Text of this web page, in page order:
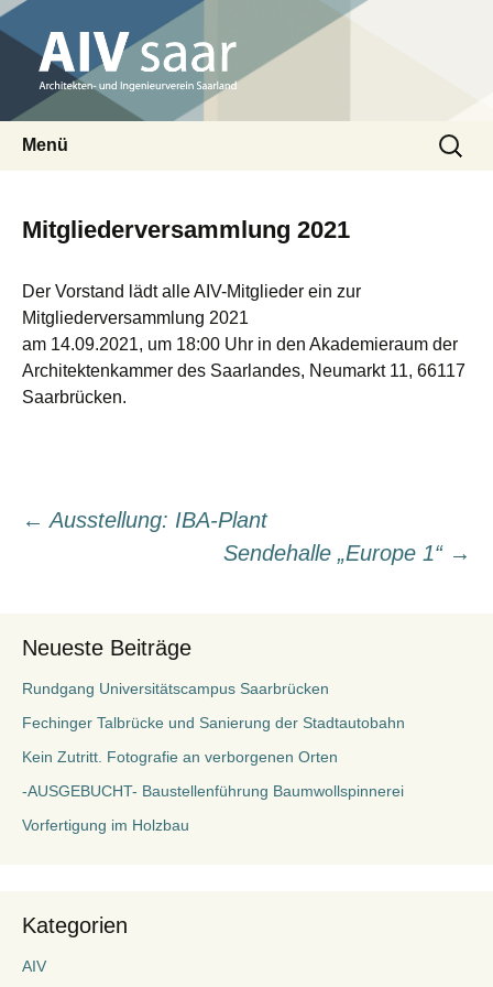
AIV saar
Architekten- und Ingenieurverein Saarland
Menü
springen
Suchen
nach:
Mitgliederversammlung 2021
Der Vorstand lädt alle AIV-Mitglieder ein zur
Mitgliederversammlung 2021
am 14.09.2021, um 18:00 Uhr in den Akademieraum der
Architektenkammer des Saarlandes, Neumarkt 11, 66117
Saarbrücken.
Beitragsnavigation
← Ausstellung: IBA-Plant
Sendehalle „Europe 1“ →
Neueste Beiträge
Rundgang Universitätscampus Saarbrücken
Fechinger Talbrücke und Sanierung der Stadtautobahn
Kein Zutritt. Fotografie an verborgenen Orten
-AUSGEBUCHT- Baustellenführung Baumwollspinnerei
Vorfertigung im Holzbau
Kategorien
AIV